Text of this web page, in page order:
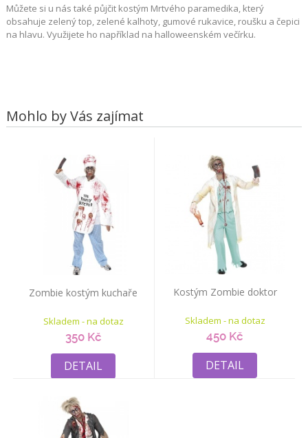
Můžete si u nás také půjčit kostým Mrtvého paramedika, který
obsahuje zelený top, zelené kalhoty, gumové rukavice, roušku a čepici
na hlavu. Využijete ho například na halloweenském večírku.
Mohlo by Vás zajímat
Zombie kostým kuchaře
Skladem - na dotaz
350 Kč
DETAIL
Kostým Zombie doktor
Skladem - na dotaz
450 Kč
DETAIL